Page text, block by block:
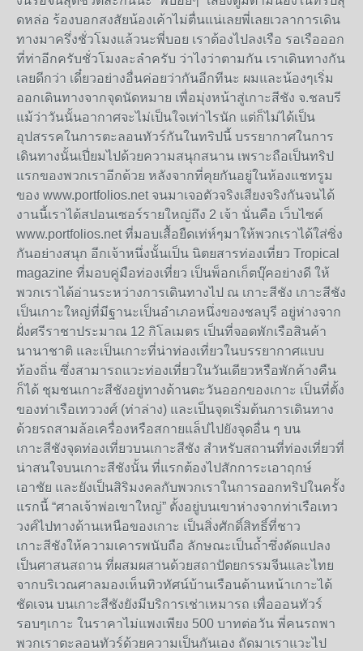
ดหล่อ ร้องบอกสงสัยน้องเค้าไม่ตื่นแน่เลยพี่เลยเวลาการเดิน
ทางมาครึ่งชั่วโมงแล้วนะพี่บอย เราต้องไปลงเรือ รอเรือออก
ที่ท่าอีกครับชั่วโมงละลำครับ ว่าไงว่าตามกัน เราเดินทางกัน
เลยดีกว่า เดี๋ยวอย่างอื่นค่อยว่ากันอีกทีนะ ผมและน้องๆเริ่ม
ออกเดินทางจากจุดนัดหมาย เพื่อมุ่งหน้าสู่เกาะสีชัง จ.ชลบรี
แม้ว่าวันนั้นอากาศจะไม่เป็นใจเท่าไรนัก แต่ก็ไม่ได้เป็น
อุปสรรคในการตะลอนทัวร์กันในทริปนี้ บรรยากาศในการ
เดินทางนั้นเปี่ยมไปด้วยความสนุกสนาน เพราะถือเป็นทริป
แรกของพวกเราอีกด้วย หลังจากที่คุยกันอยู่ในห้องแชทรูม
ของ www.portfolios.net จนมาเจอตัวจริงเสียงจริงกันจนได้
งานนี้เราได้สปอนเซอร์รายใหญ่ถึง 2 เจ้า นั่นคือ เว็บไซค์
www.portfolios.net ที่มอบเสื้อยืดเท่ห์ๆมาให้พวกเราได้ใส่ซิ่ง
กันอย่างสนุก อีกเจ้าหนึ่งนั้นเป็น นิตยสารท่องเที่ยว Tropical
magazine ที่มอบคู่มือท่องเที่ยว เป็นพ็อกเก็ตบุ๊คอย่างดี ให้
พวกเราได้อ่านระหว่างการเดินทางไป ณ เกาะสีชัง เกาะสีชัง
เป็นเกาะใหญ่ที่มีฐานะเป็นอำเภอหนึ่งของชลบุรี อยู่ห่างจาก
ฝั่งศรีราชาประมาณ 12 กิโลเมตร เป็นที่จอดพักเรือสินค้า
นานาชาติ และเป็นเกาะที่น่าท่องเที่ยวในบรรยากาศแบบ
ท้องถิ่น ซึ่งสามารถแวะท่องเที่ยวในวันเดียวหรือพักค้างคืน
ก็ได้ ชุมชนเกาะสีชังอยู่ทางด้านตะวันออกของเกาะ เป็นที่ตั้ง
ของท่าเรือเทววงศ์ (ท่าล่าง) และเป็นจุดเริ่มต้นการเดินทาง
ด้วยรถสามล้อเครื่องหรือสกายแล็ปไปยังจุดอื่น ๆ บน
เกาะสีชังจุดท่องเที่ยวบนเกาะสีชัง สำหรับสถานที่ท่องเที่ยวที่
น่าสนใจบนเกาะสีชังนั้น ที่แรกต้องไปสักการะเอาฤกษ์
เอาชัย และยังเป็นสิริมงคลกับพวกเราในการออกทริปในครั้ง
แรกนี้ “ศาลเจ้าพ่อเขาใหญ่” ตั้งอยู่บนเขาห่างจากท่าเรือเทว
วงศ์ไปทางด้านเหนือของเกาะ เป็นสิ่งศักดิ์สิทธิ์ที่ชาว
เกาะสีชังให้ความเคารพนับถือ ลักษณะเป็นถ้ำซึ่งดัดแปลง
เป็นศาสนสถาน ที่ผสมผสานด้วยสถาปัตยกรรมจีนและไทย
จากบริเวณศาลมองเห็นทิวทัศน์บ้านเรือนด้านหน้าเกาะได้
ชัดเจน บนเกาะสีชังยังมีบริการเช่าเหมารถ เพื่อออนทัวร์
รอบๆเกาะ ในราคาไม่แพงเพียง 500 บาทต่อวัน พี่คนรถพา
พวกเราตะลอนทัวร์ด้วยความเป็นกันเอง ถัดมาเราแวะไป